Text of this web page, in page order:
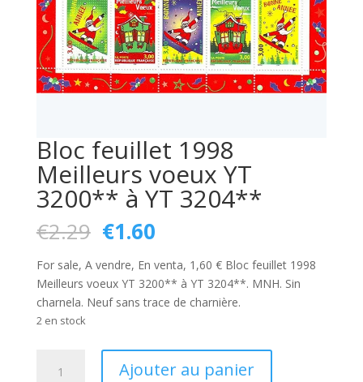
Bloc feuillet 1998
Meilleurs voeux YT
3200** à YT 3204**
€2.29 Le
prix
initial
était :
€2.29.
€1.60Le
actuel
est :
€1.60.
For sale, A vendre, En venta, 1,60 € Bloc feuillet 1998
Meilleurs voeux YT 3200** à YT 3204**. MNH. Sin
charnela. Neuf sans trace de charnière.
2 en stock
Ajouter au panier